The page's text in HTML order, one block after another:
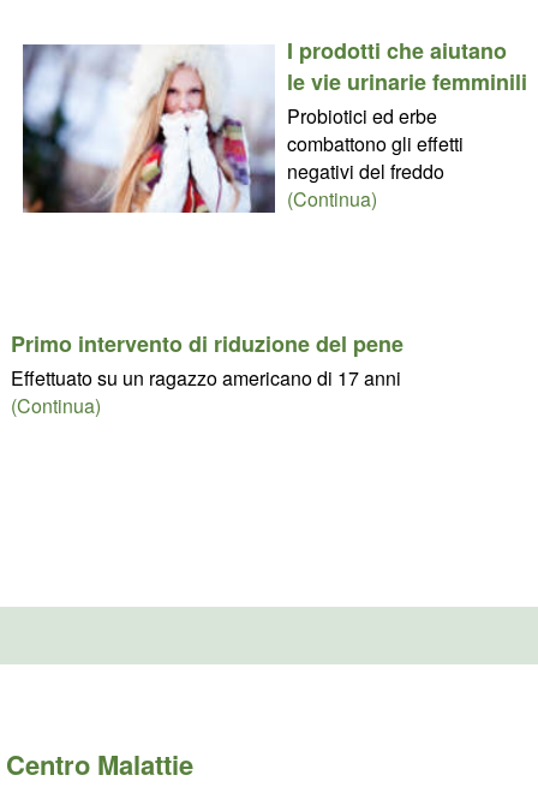
I prodotti che aiutano
le vie urinarie femminili
Probiotici ed erbe
combattono gli effetti
negativi del freddo
(Continua)
Primo intervento di riduzione del pene
Effettuato su un ragazzo americano di 17 anni
(Continua)
Centro Malattie